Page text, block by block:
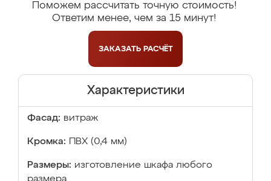
Поможем рассчитать точную стоимость!
Ответим менее, чем за 15 минут!
ЗАКАЗАТЬ РАСЧЁТ
Характеристики
Фасад: витраж
Кромка: ПВХ (0,4 мм)
Размеры: изготовление шкафа любого